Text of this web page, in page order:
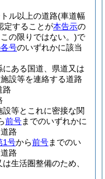
ル以上の道路(車道幅
定することが本告示の
の限りではない。)で
号のいずれかに該当
ある国道、県道又は
設等を連絡する道路
路
等とこれに密接な関
前号までのいずれかに
路
1号から前号までのい
路
生活圏整備のため、